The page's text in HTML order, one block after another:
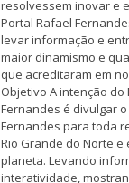
resolvessem inovar e
Portal Rafael
levar informação e
maior dinamismo e
que acreditaram em
Objetivo A intenção do
Fernandes é divulgar
Fernandes para toda
Rio Grande do Norte e
planeta. Levando
interatividade,